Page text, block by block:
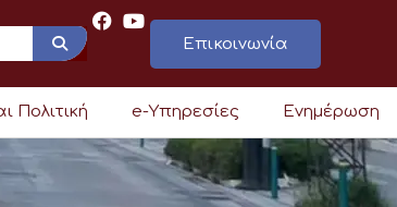
Επικοινωνία
Πολιτική e-Υπηρεσίες Ενημέρωση